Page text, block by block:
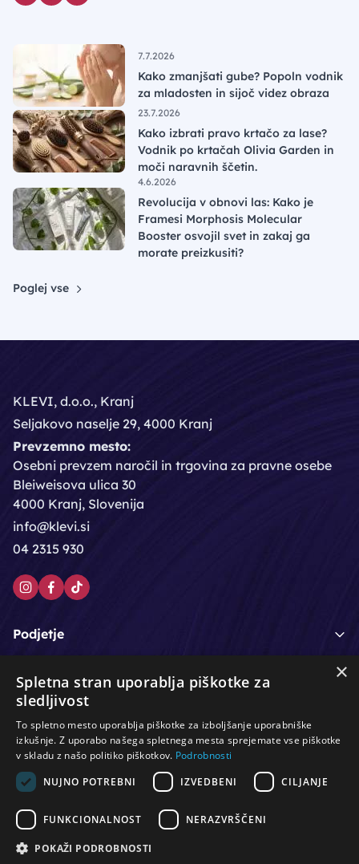
7.7.2026
Kako zmanjšati gube? Popoln vodnik
za mladosten in sijoč videz obraza
23.7.2026
Kako izbrati pravo krtačo za lase?
Vodnik po krtačah Olivia Garden in
moči naravnih ščetin.
4.6.2026
Revolucija v obnovi las: Kako je
Framesi Morphosis Molecular
Booster osvojil svet in zakaj ga
morate preizkusiti?
Poglej vse
KLEVI, d.o.o., Kranj
Seljakovo naselje 29, 4000 Kranj
Prevzemno mesto:
Osebni prevzem naročil in trgovina za pravne osebe
Bleiweisova ulica 30
4000 Kranj, Slovenija
info@klevi.si
04 2315 930
Podjetje
Moj račun
Podpora strankam
Lasje & nega las / Roke & nohti / Orodje - kozmetično /
Oprema za salone / Čistoča & zaščita / Ostalo
×
Spletna stran uporablja piškotke za
sledljivost
To spletno mesto uporablja piškotke za izboljšanje uporabniške
izkušnje. Z uporabo našega spletnega mesta sprejemate vse piškotke
v skladu z našo politiko piškotkov. Podrobnosti
NUJNO POTREBNI
IZVEDBENI CILJANJE
FUNKCIONALNOST NERAZVRŠČENI
POKAŽI PODROBNOSTI